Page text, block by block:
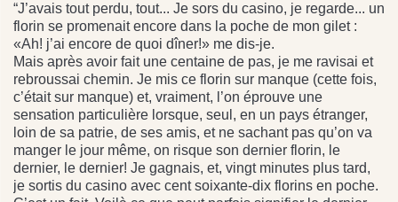
“J’avais tout perdu, tout... Je sors du casino, je regarde... un
florin se promenait encore dans la poche de mon gilet :
«Ah! j’ai encore de quoi dîner!» me dis-je.
Mais après avoir fait une centaine de pas, je me ravisai et
rebroussai chemin. Je mis ce florin sur manque (cette fois,
c’était sur manque) et, vraiment, l’on éprouve une
sensation particulière lorsque, seul, en un pays étranger,
loin de sa patrie, de ses amis, et ne sachant pas qu’on va
manger le jour même, on risque son dernier florin, le
dernier, le dernier! Je gagnais, et, vingt minutes plus tard,
je sortis du casino avec cent soixante-dix florins en poche.